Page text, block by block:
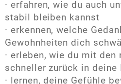
· erfahren, wie du auch
stabil bleiben kannst
· erkennen, welche
Gewohnheiten dich
· erleben, wie du mit den
schneller zurück in
· lernen, deine Gefühle